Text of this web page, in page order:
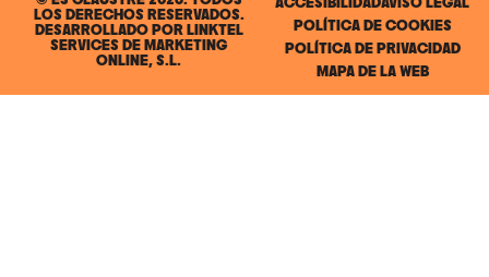
LOS DERECHOS RESERVADOS.
DESARROLLADO POR LINKTEL
SERVICES DE MARKETING
ONLINE, S.L.
ACCESIBILIDADAVISO LEGAL
POLÍTICA DE COOKIES
POLÍTICA DE PRIVACIDAD
MAPA DE LA WEB